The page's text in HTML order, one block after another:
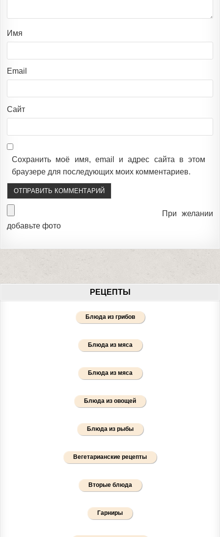
Имя
Email
Сайт
Сохранить моё имя, email и адрес сайта в этом
браузере для последующих моих комментариев.
При желании
добавьте фото
РЕЦЕПТЫ
Блюда из грибов
Блюда из мяса
Блюда из мяса
Блюда из овощей
Блюда из рыбы
Вегетарианские рецепты
Вторые блюда
Гарниры